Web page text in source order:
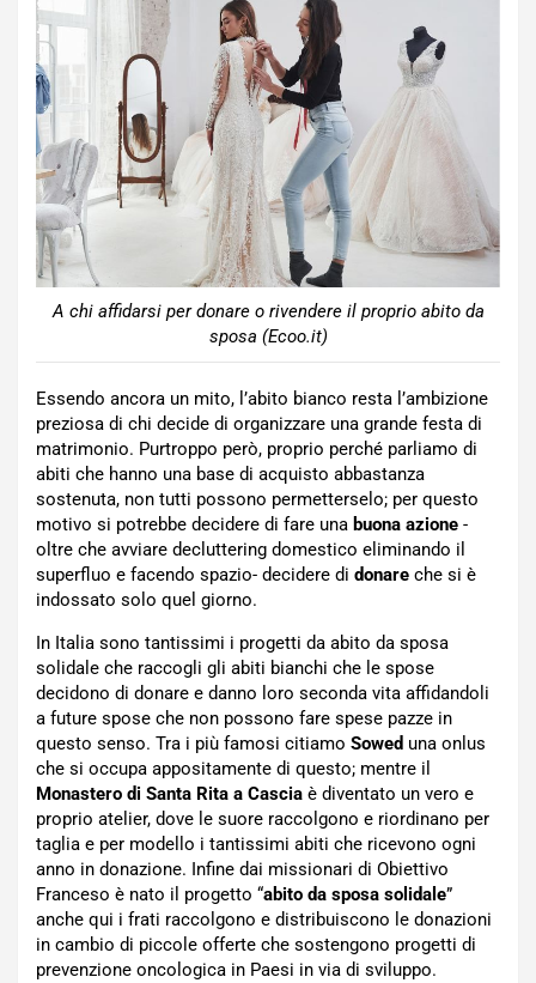
A chi affidarsi per donare o rivendere il proprio abito da
sposa (Ecoo.it)
Essendo ancora un mito, l’abito bianco resta l’ambizione
preziosa di chi decide di organizzare una grande festa di
matrimonio. Purtroppo però, proprio perché parliamo di
abiti che hanno una base di acquisto abbastanza
sostenuta, non tutti possono permetterselo; per questo
motivo si potrebbe decidere di fare una buona azione -
oltre che avviare decluttering domestico eliminando il
superfluo e facendo spazio- decidere di donare che si è
indossato solo quel giorno.
In Italia sono tantissimi i progetti da abito da sposa
solidale che raccogli gli abiti bianchi che le spose
decidono di donare e danno loro seconda vita affidandoli
a future spose che non possono fare spese pazze in
questo senso. Tra i più famosi citiamo Sowed una onlus
che si occupa appositamente di questo; mentre il
Monastero di Santa Rita a Cascia è diventato un vero e
proprio atelier, dove le suore raccolgono e riordinano per
taglia e per modello i tantissimi abiti che ricevono ogni
anno in donazione. Infine dai missionari di Obiettivo
Franceso è nato il progetto “abito da sposa solidale”
anche qui i frati raccolgono e distribuiscono le donazioni
in cambio di piccole offerte che sostengono progetti di
prevenzione oncologica in Paesi in via di sviluppo.